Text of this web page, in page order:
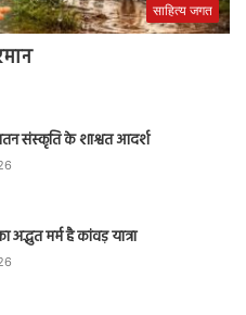
साहित्य जगत
संस्कृति के शाश्वत आदर्श
मर्म है कांवड़ यात्रा